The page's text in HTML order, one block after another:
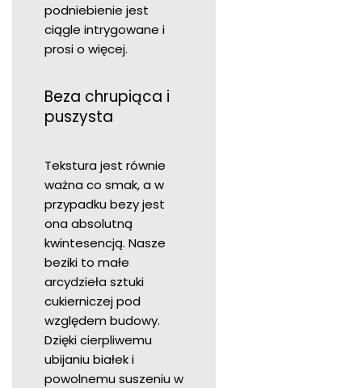
podniebienie jest
ciągle intrygowane i
prosi o więcej.
Beza chrupiąca i
puszysta
Tekstura jest równie
ważna co smak, a w
przypadku bezy jest
ona absolutną
kwintesencją. Nasze
beziki to małe
arcydzieła sztuki
cukierniczej pod
względem budowy.
Dzięki cierpliwemu
ubijaniu białek i
powolnemu suszeniu w